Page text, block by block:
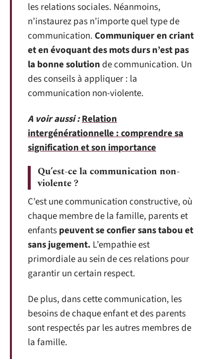
les relations sociales. Néanmoins,
n’instaurez pas n’importe quel type de
communication. Communiquer en criant
et en évoquant des mots durs n’est pas
la bonne solution de communication. Un
des conseils à appliquer : la
communication non-violente.
A voir aussi :Relation
intergénérationnelle : comprendre sa
signification et son importance
Qu’est-ce la communication non-
violente ?
C’est une communication constructive, où
chaque membre de la famille, parents et
enfantspeuvent se confier sans tabou et
sans jugement. L’empathie est
primordiale au sein de ces relations pour
garantir un certain respect.
De plus, dans cette communication, les
besoins de chaque enfant et des parents
sont respectés par les autres membres de
la famille.